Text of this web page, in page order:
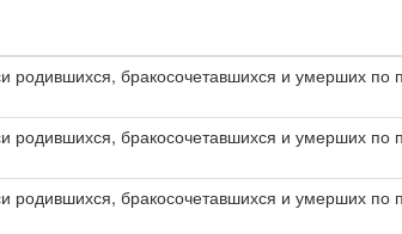
родившихся, бракосочетавшихся и умерших по
родившихся, бракосочетавшихся и умерших по
родившихся, бракосочетавшихся и умерших по